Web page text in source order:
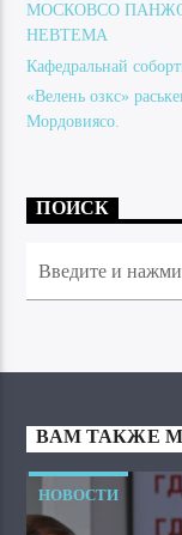
МОСКОВСО
НЕВТЕМА
Кафедральнай
«Велень озкс»
Мордовиясо.
ПОИСК
ВАМ ТАКЖЕ
НОВОСТИ